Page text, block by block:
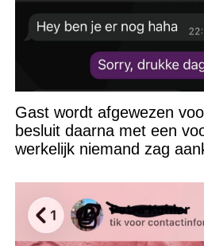
Gast wordt afgewezen
besluit daarna met een
werkelijk niemand zag